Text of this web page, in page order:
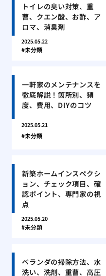
トイレの臭い対策、重
曹、クエン酸、お酢、ア
ロマ、消臭剤
2025.05.22
未分類
一軒家のメンテナンスを
徹底解説！箇所別、頻
度、費用、DIYのコツ
2025.05.21
未分類
新築ホームインスペクシ
ョン、チェック項目、確
認ポイント、専門家の視
点
2025.05.20
未分類
ベランダの掃除方法、水
洗い、洗剤、重曹、高圧